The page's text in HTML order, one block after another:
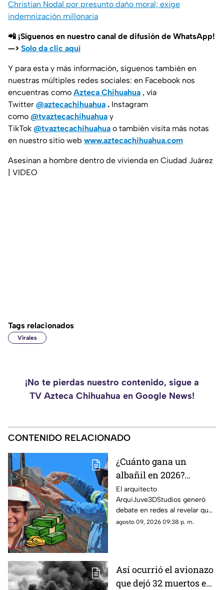
Christian Nodal por presunto daño moral; exige
indemnización millonaria
📲 ¡Síguenos en nuestro canal de difusión de WhatsApp!
—> Solo da clic aquí
Y para esta y más información, síguenos también en
nuestras múltiples redes sociales: en Facebook nos
encuentras como Azteca Chihuahua , vía
Twitter @aztecachihuahua . Instagram
como @tvaztecachihuahua y
TikTok @tvaztecachihuahua o también visita más notas
en nuestro sitio web www.aztecachihuahua.com
Asesinan a hombre dentro de vivienda en Ciudad Juárez
| VIDEO
Tags relacionados
Virales
¡No te pierdas nuestro contenido, sigue a
TV Azteca Chihuahua en Google News!
CONTENIDO RELACIONADO
¿Cuánto gana un
albañil en 2026?
ArquiJuve revela
cuánto paga por
semana a sus
trabajadores
El arquitecto
ArquiJuve3DStudios generó
debate en redes al revelar que
sus albañiles reciben alrededor
agosto 09, 2026 09:38 p. m.
Así ocurrió el avionazo
que dejó 32 muertos en